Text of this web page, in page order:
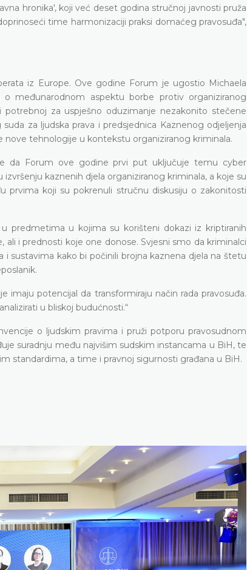
hronika', koji već deset godina stručnoj javnosti pruža
time harmonizaciji praksi domaćeg pravosuđa",
iz Europe. Ove godine Forum je ugostio Michaela
međunarodnom aspektu borbe protiv organiziranog
za uspješno oduzimanje nezakonito stečene
za ljudska prava i predsjednica Kaznenog odjeljenja
nove tehnologije u kontekstu organiziranog kriminala.
da Forum ove godine prvi put uključuje temu cyber
kaznenih djela organiziranog kriminala, a koje su
koji su pokrenuli stručnu diskusiju o zakonitosti
predmetima u kojima su korišteni dokazi iz kriptiranih
i prednosti koje one donose. Svjesni smo da kriminalci
sustavima kako bi počinili brojna kaznena djela na štetu
potencijal da transformiraju način rada pravosuđa.
u bliskoj budućnosti.“
o ljudskim pravima i pruži potporu pravosudnom
suradnju među najvišim sudskim instancama u BiH, te
standardima, a time i pravnoj sigurnosti građana u BiH.